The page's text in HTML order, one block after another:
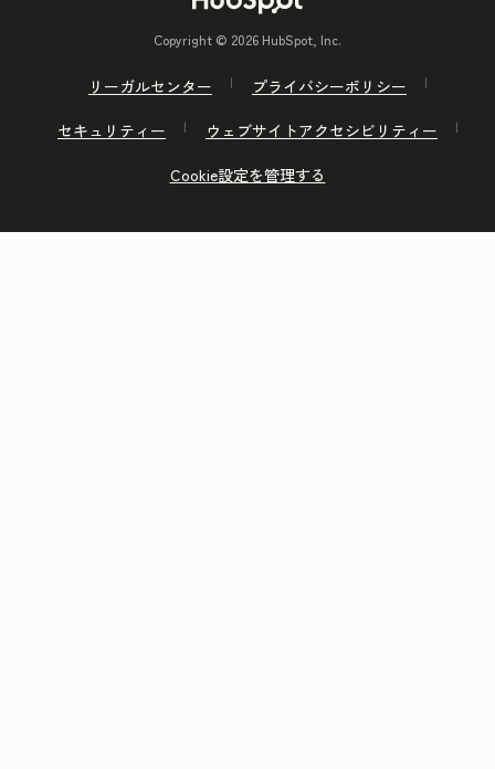
Copyright © 2026 HubSpot, Inc.
リーガルセンター
プライバシーポリシー
セキュリティー
ウェブサイトアクセシビリティー
Cookie設定を管理する